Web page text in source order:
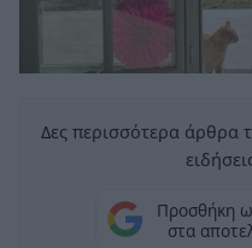
Δες περισσότερα άρθρα
Προσθήκη
στα